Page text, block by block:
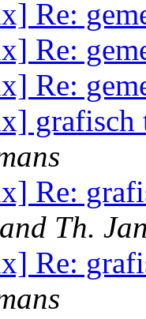
Re:
Re:
Re:
grafisch
Re:
Th.
Re: